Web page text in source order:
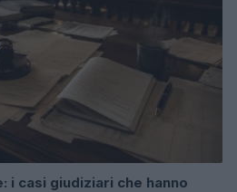
i casi giudiziari che hanno